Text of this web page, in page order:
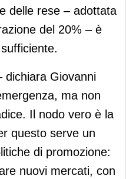
delle rese – adottata
del 20% – è
dichiara Giovanni
ma non
Il nodo vero è la
questo serve un
di promozione:
nuovi mercati, con